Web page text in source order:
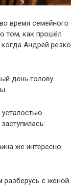
время семейного
том, как прошёл
Андрей резко
день голову
же интересно
с женой.